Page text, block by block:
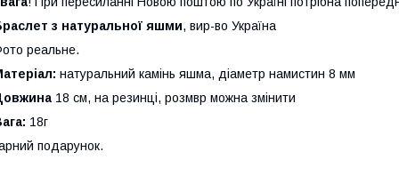
з натуральної яшми, вир-во Україна
реальне.
натуральний камінь яшма, діаметр намистин 8 мм
18 см, на резинці, розмвр можна змінити
18г
подарунок.